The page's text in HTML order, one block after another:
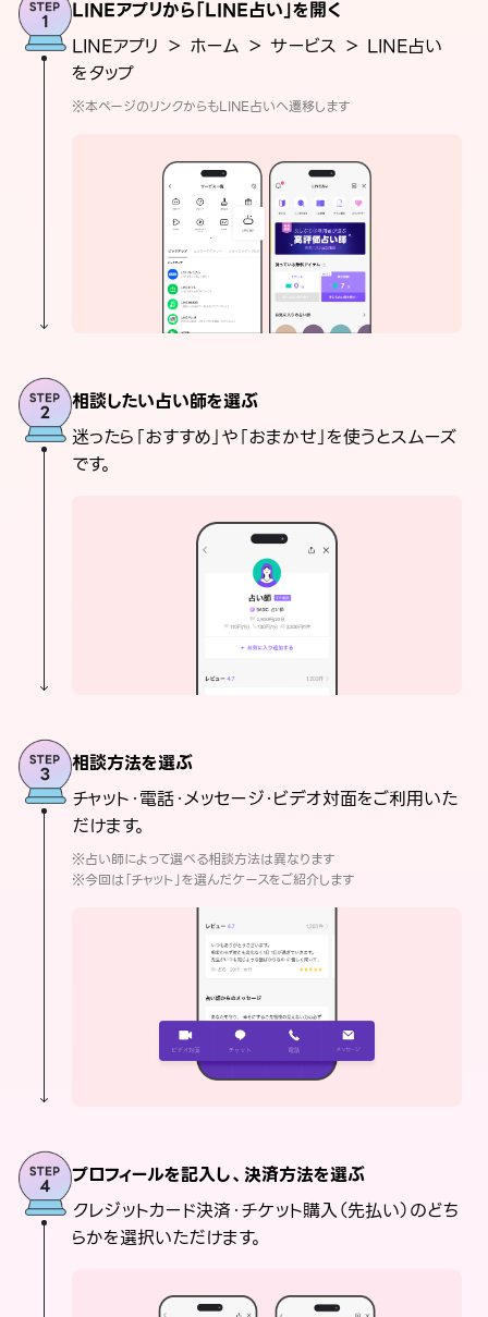
LINEアプリから「LINE占い」を開く
LINEアプリ ＞ ホーム ＞ サービス ＞ LINE占い
をタップ
※本ページのリンクからもLINE占いへ遷移します
相談したい占い師を選ぶ
迷ったら「おすすめ」や「おまかせ」を使うとスムーズ
です。
相談方法を選ぶ
チャット・電話・メッセージ・ビデオ対面をご利用いた
だけます。
※占い師によって選べる相談方法は異なります
※今回は「チャット」を選んだケースをご紹介します
プロフィールを記入し、決済方法を選ぶ
クレジットカード決済・チケット購入（先払い）のどち
らかを選択いただけます。